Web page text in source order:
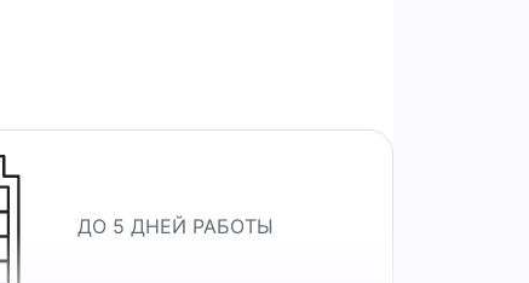
ДО 5 ДНЕЙ РАБОТЫ